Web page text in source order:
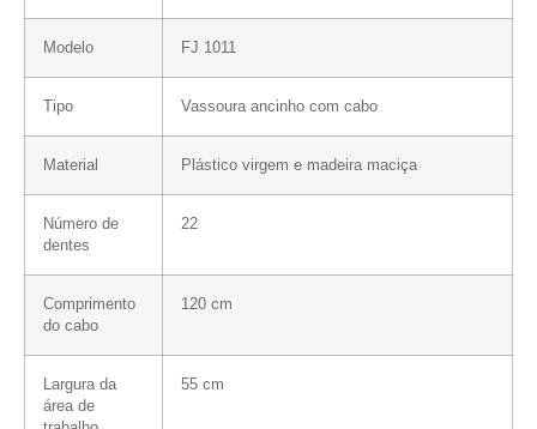
Modelo FJ 1011
Tipo Vassoura ancinho com cabo
Material Plástico virgem e madeira maciça
Número de
dentes
22
Comprimento
do cabo
120 cm
Largura da
área de
55 cm